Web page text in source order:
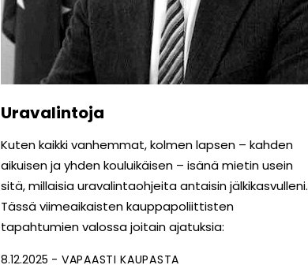
Uravalintoja
Kuten kaikki vanhemmat, kolmen lapsen – kahden
aikuisen ja yhden kouluikäisen – isänä mietin usein
sitä, millaisia uravalintaohjeita antaisin jälkikasvulleni.
Tässä viimeaikaisten kauppapoliittisten
tapahtumien valossa joitain ajatuksia:
8.12.2025 VAPAASTI KAUPASTA